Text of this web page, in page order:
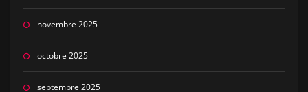
novembre 2025
octobre 2025
septembre 2025